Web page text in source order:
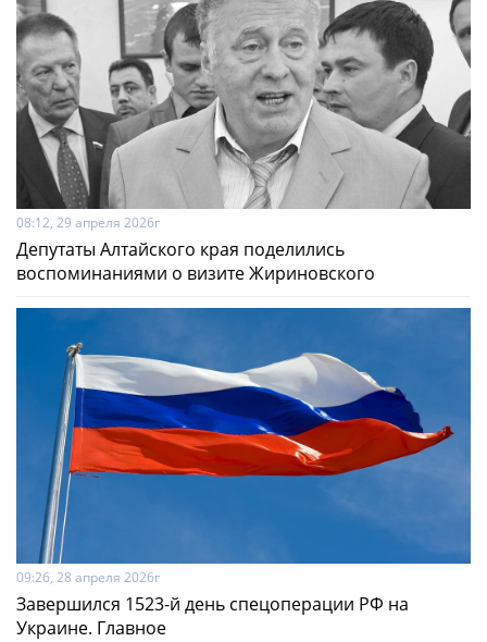
08:12, 29 апреля 2026г
Депутаты Алтайского края поделились
воспоминаниями о визите Жириновского
09:26, 28 апреля 2026г
Завершился 1523-й день спецоперации РФ на
Украине. Главное